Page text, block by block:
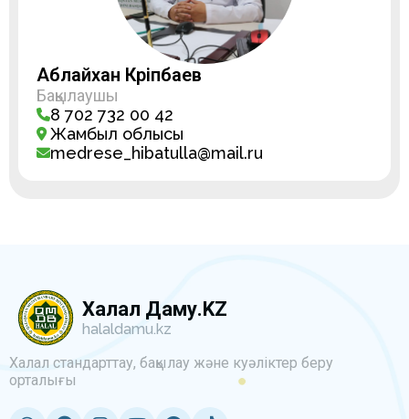
Аблайхан Кәріпбаев
Бақылаушы
8 702 732 00 42
Жамбыл облысы
medrese_hibatulla@mail.ru
Халал Даму.KZ
halaldamu.kz
Халал стандарттау, бақылау және куәліктер беру
орталығы